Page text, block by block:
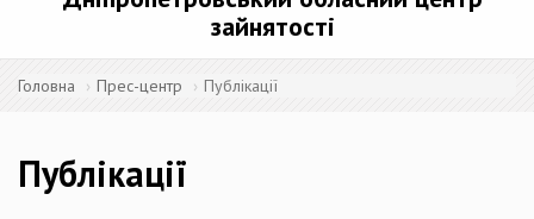
зайнятості
Головна Прес-центр Публікації
Публікації